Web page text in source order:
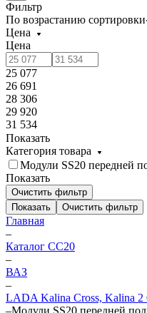
Фильтр
По возрастанию сортировки
Цена
Цена
25 077
26 691
28 306
29 920
31 534
Показать
Категория товара
Модули SS20 передней
Показать
Очистить фильтр
Показать
Очистить фильтр
Главная
–
Каталог CC20
–
ВАЗ
–
LADA Kalina Cross, Kalina 2
–Модули SS20 передней